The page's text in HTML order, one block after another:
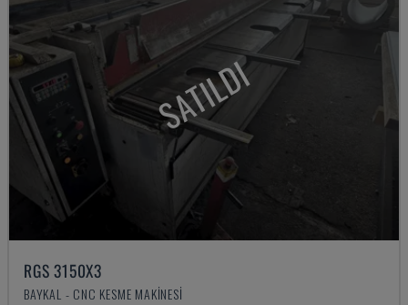
SATILDI
RGS 3150X3
BAYKAL - CNC KESME MAKINESI